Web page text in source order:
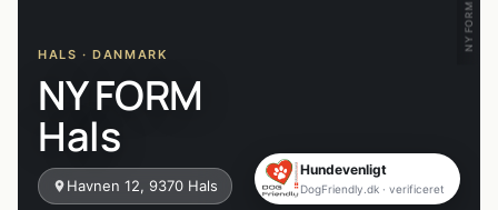
HALS · DANMARK
NY FORM
Hals
Havnen 12, 9370 Hals
Hundevenligt
DogFriendly.dk · verificeret
NY FORM